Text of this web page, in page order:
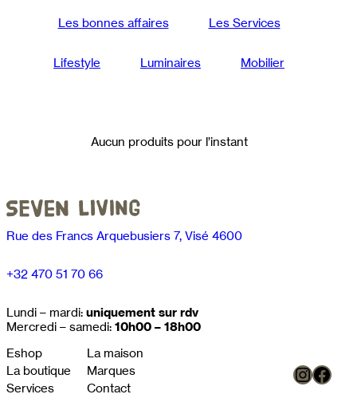
Les bonnes affaires Les Services
Lifestyle Luminaires Mobilier
Aucun produits pour l’instant
Rue des Francs Arquebusiers 7, Visé 4600
+32 470 51 70 66
Lundi – mardi: uniquement sur rdv
Mercredi – samedi: 10h00 – 18h00
Eshop
La boutique
Services
La maison
Marques
Contact